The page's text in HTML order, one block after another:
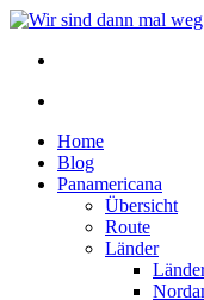
Home
Blog
Panamericana
Übersicht
Route
Länder